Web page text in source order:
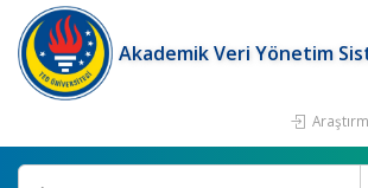
Akademik Veri Yönetim
Ara